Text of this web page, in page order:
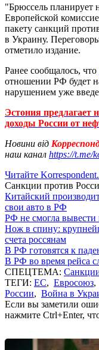
"Брюссель планирует
Европейской
пакету санкций
в Украину.
отметило издание.
Ранее сообщалось, что
отношении РФ будет
нарушением уже
Эстония предлагает
доходы России от
Новини від
наш канал https://t.me/
Читайте
Санкции против
Китайский
свои авто в РФ
РФ не смогла
Нож в спину:
счета россянам
В РФ готовятся к
В РФ во время рейса
СПЕЦТЕМА:
ТЕГИ: ЕС, Евросоюз,
России, Война в
Если вы заметили
нажмите Ctrl+Enter,